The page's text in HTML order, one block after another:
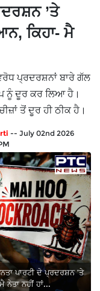
’ਤੇ
ਕਿਹਾ- ਮੈ
ਪ੍ਰਦਰਸ਼ਨਾਂ ਬਾਰੇ ਗੱਲ
ਨੂੰ ਦੂਰ ਕਰ ਲਿਆ ਹੈ।
ਤੋਂ ਦੂਰ ਹੀ ਠੀਕ ਹੈ।
-- July 02nd 2026
ਪਾਰਟੀ ਦੇ ਪ੍ਰਦਰਸ਼ਨ ’ਤੇ
ਨੇਤਾ ਨਹੀਂ ਹਾਂ...